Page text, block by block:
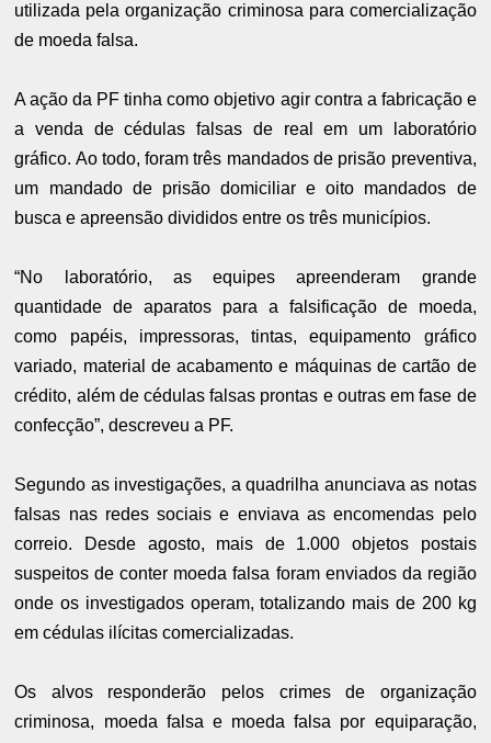
utilizada pela organização criminosa para comercialização
de moeda falsa.
A ação da PF tinha como objetivo agir contra a fabricação e
a venda de cédulas falsas de real em um laboratório
gráfico. Ao todo, foram três mandados de prisão preventiva,
um mandado de prisão domiciliar e oito mandados de
busca e apreensão divididos entre os três municípios.
“No laboratório, as equipes apreenderam grande
quantidade de aparatos para a falsificação de moeda,
como papéis, impressoras, tintas, equipamento gráfico
variado, material de acabamento e máquinas de cartão de
crédito, além de cédulas falsas prontas e outras em fase de
confecção”, descreveu a PF.
Segundo as investigações, a quadrilha anunciava as notas
falsas nas redes sociais e enviava as encomendas pelo
correio. Desde agosto, mais de 1.000 objetos postais
suspeitos de conter moeda falsa foram enviados da região
onde os investigados operam, totalizando mais de 200 kg
em cédulas ilícitas comercializadas.
Os alvos responderão pelos crimes de organização
criminosa, moeda falsa e moeda falsa por equiparação,